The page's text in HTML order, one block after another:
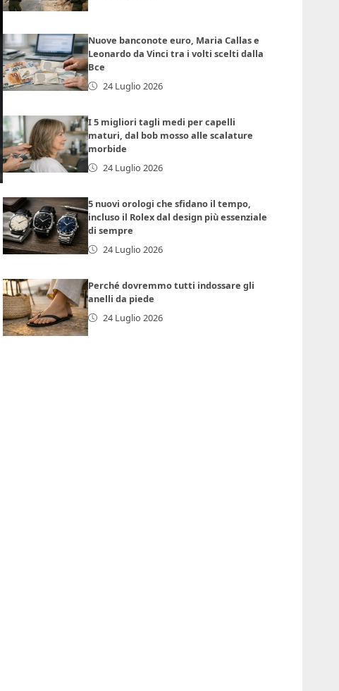
Nuove banconote euro, Maria Callas e
Leonardo da Vinci tra i volti scelti dalla
Bce
24 Luglio 2026
I 5 migliori tagli medi per capelli
maturi, dal bob mosso alle scalature
morbide
24 Luglio 2026
5 nuovi orologi che sfidano il tempo,
incluso il Rolex dal design più essenziale
di sempre
24 Luglio 2026
Perché dovremmo tutti indossare gli
anelli da piede
24 Luglio 2026